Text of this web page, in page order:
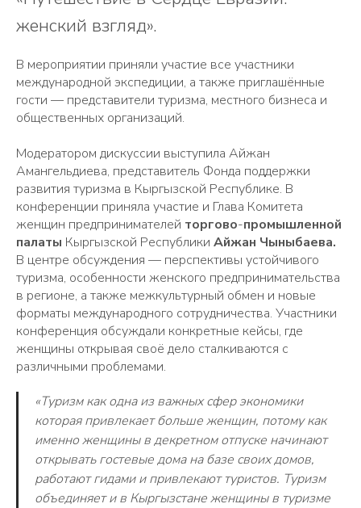
женский взгляд».
В мероприятии приняли участие все участники
международной экспедиции, а также приглашённые
гости — представители туризма, местного бизнеса и
общественных организаций.
Модератором дискуссии выступила Айжан
Амангельдиева, представитель Фонда поддержки
развития туризма в Кыргызской Республике. В
конференции приняла участие и Глава Комитета
женщин предпринимателей торгово-промышленной
палаты Кыргызской Республики Айжан Чыныбаева.
В центре обсуждения — перспективы устойчивого
туризма, особенности женского предпринимательства
в регионе, а также межкультурный обмен и новые
форматы международного сотрудничества. Участники
конференция обсуждали конкретные кейсы, где
женщины открывая своё дело сталкиваются с
различными проблемами.
«Туризм как одна из важных сфер экономики
которая привлекает больше женщин, потому как
именно женщины в декретном отпуске начинают
открывать гостевые дома на базе своих домов,
работают гидами и привлекают туристов. Туризм
объединяет и в Кыргызстане женщины в туризме